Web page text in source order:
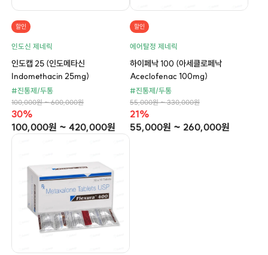
할인
인도신 제네릭
인도캡 25 (인도메타신
Indomethacin 25mg)
#진통제/두통
100,000원 ~ 600,000원
30%
100,000원 ~ 420,000원
할인
에어탈정 제네릭
하이페낙 100 (아세클로페낙
Aceclofenac 100mg)
#진통제/두통
55,000원 ~ 330,000원
21%
55,000원 ~ 260,000원